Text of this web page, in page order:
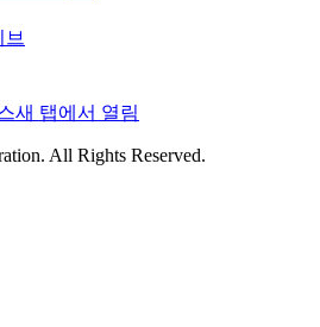
새 탭에서 열림
All Rights Reserved.